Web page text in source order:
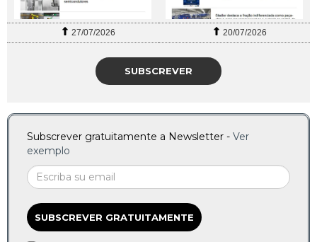
27/07/2026 20/07/2026
SUBSCREVER
Subscrever gratuitamente a Newsletter - Ver
exemplo
SUBSCREVER GRATUITAMENTE